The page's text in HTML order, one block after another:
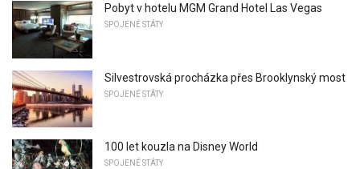
Pobyt v hotelu MGM Grand Hotel Las Vegas
SPOJENÉ STÁTY
Silvestrovská procházka přes Brooklynský most
SPOJENÉ STÁTY
100 let kouzla na Disney World
SPOJENÉ STÁTY